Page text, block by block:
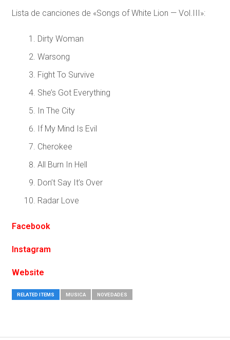
Lista de canciones de «Songs of White Lion — Vol.III»:
Dirty Woman
Warsong
Fight To Survive
She’s Got Everything
In The City
If My Mind Is Evil
Cherokee
All Burn In Hell
Don’t Say It’s Over
Radar Love
Facebook
Instagram
Website
RELATED ITEMS MUSICA NOVEDADES